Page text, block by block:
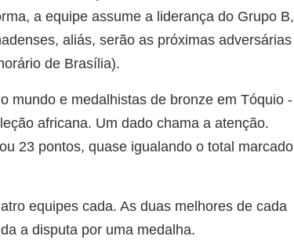
a equipe assume a liderança do Grupo B,
aliás, serão as próximas adversárias
de Brasília).
mundo e medalhistas de bronze em Tóquio -
africana. Um dado chama a atenção.
23 pontos, quase igualando o total marcado
equipes cada. As duas melhores de cada
a disputa por uma medalha.